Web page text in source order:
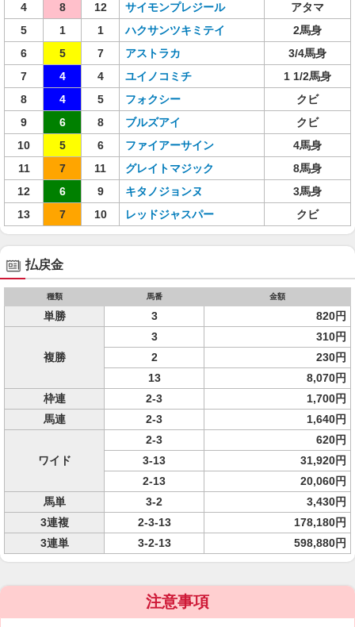
4
8 12 サイモンプレジール
アタマ
5
1 1 ハクサンツキミテイ
2馬身
6
5 7 アストラカ
3/4馬身
7
4 4 ユイノコミチ
1 1/2馬身
8
4 5 フォクシー
クビ
9
6 8 ブルズアイ
クビ
10
5 6 ファイアーサイン
4馬身
11
7 11 グレイトマジック
8馬身
12
6 9 キタノジョンヌ
3馬身
13
7 10 レッドジャスパー クビ
払戻金
種類 馬番 金額
単勝 3 820円
複勝
3
310円
2
230円
13
8,070円
枠連
2-3
1,700円
馬連
2-3 1,640円
ワイド
2-3
620円
3-13
31,920円
2-13
20,060円
馬単
3-2
3,430円
3連複
2-3-13
178,180円
3連単
3-2-13 598,880円
注意事項